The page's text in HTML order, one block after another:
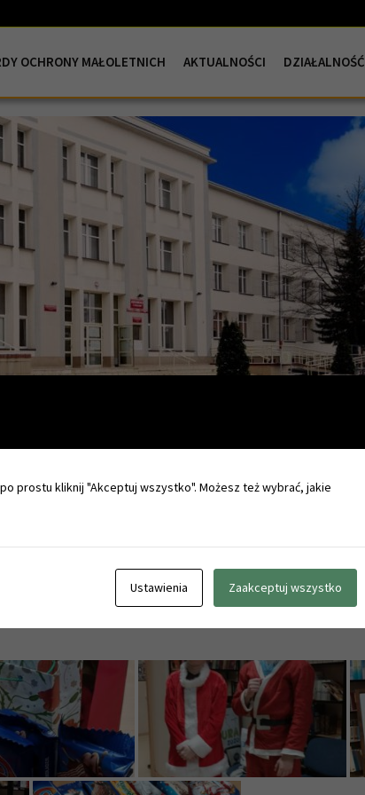
OCHRONY MAŁOLETNICH AKTUALNOŚCI DZIAŁALNOŚĆ
za granicą - FERS
prostu kliknij "Akceptuj wszystko". Możesz też wybrać, jakie
Ustawienia Zaakceptuj wszystko